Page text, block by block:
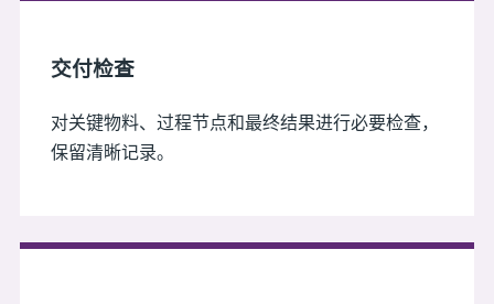
交付检查
对关键物料、过程节点和最终结果进行必要检查，
保留清晰记录。